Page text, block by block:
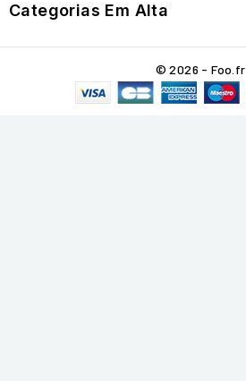
Categorias Em Alta
© 2026 - Foo.fr